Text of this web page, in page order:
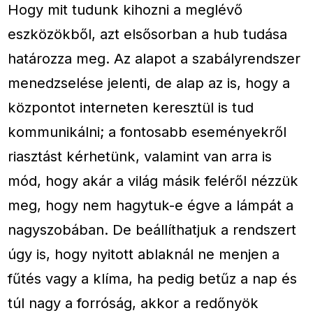
Hogy mit tudunk kihozni a meglévő
eszközökből, azt elsősorban a hub tudása
határozza meg. Az alapot a szabályrendszer
menedzselése jelenti, de alap az is, hogy a
központot interneten keresztül is tud
kommunikálni; a fontosabb eseményekről
riasztást kérhetünk, valamint van arra is
mód, hogy akár a világ másik feléről nézzük
meg, hogy nem hagytuk-e égve a lámpát a
nagyszobában. De beállíthatjuk a rendszert
úgy is, hogy nyitott ablaknál ne menjen a
fűtés vagy a klíma, ha pedig betűz a nap és
túl nagy a forróság, akkor a redőnyök